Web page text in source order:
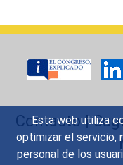
Esta web utiliza
optimizar el servicio,
personal de los
Contacto|